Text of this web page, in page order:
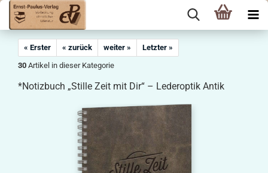
« Erster « zurück weiter »
Letzter »
30 Artikel in dieser Kategorie
*Notizbuch „Stille Zeit mit Dir“ – Lederoptik Antik